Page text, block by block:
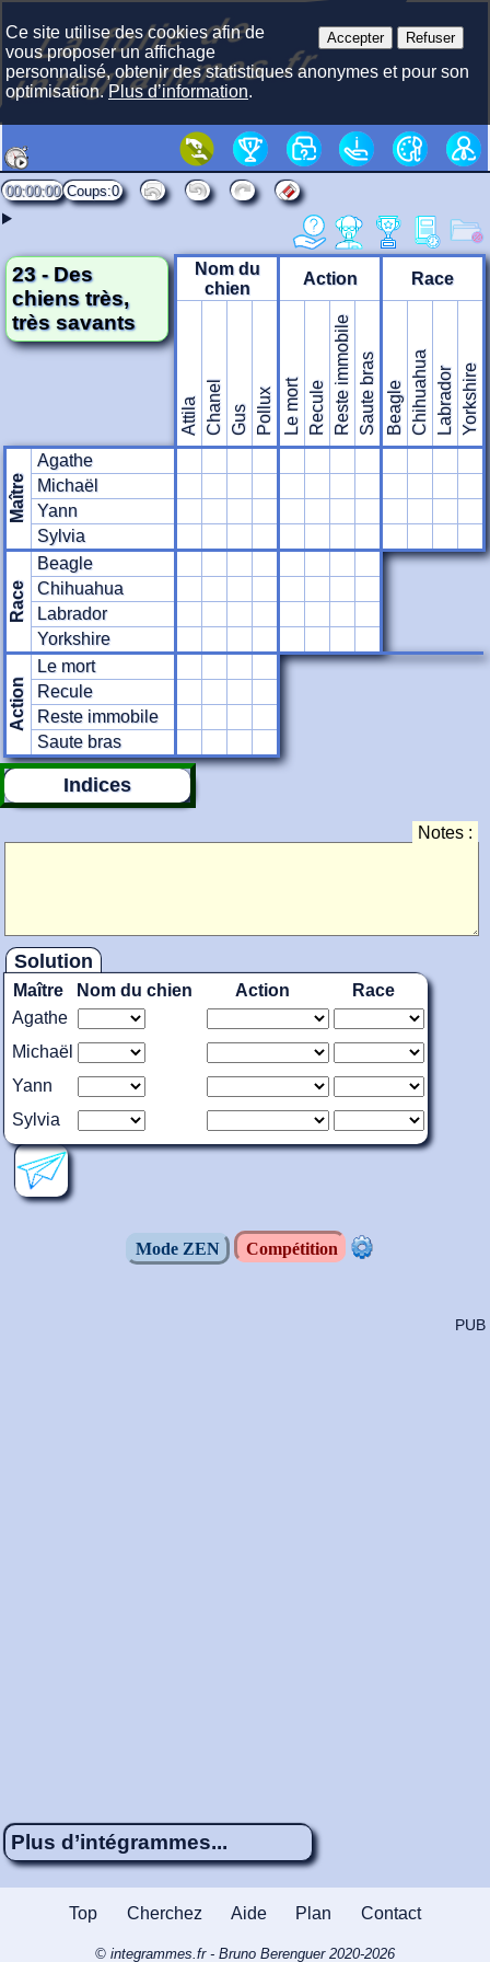
La f
olie
de
i
nte
gra
m
mes.fr
23 - Des
chiens très,
très savants
Nom du
chien
Action Race
Attila Chanel Gus Pollux Le mortReculeReste immobileSaute bras BeagleChihuahuaLabradorYorkshire
Maître
Agathe
Michaël
Yann
Sylvia
Race
Beagle
Chihuahua
Labrador
Yorkshire
Action
Le mort
Recule
Reste immobile
Saute bras
Indices
Notes :
Solution
Maître Nom du chien Action
Race
Agathe
Michaël
Yann
Sylvia
00:00:00 0
Mode ZEN Compétition
Plus d’intégrammes...
Énigme 414 4 x 5
poil ou à rebrousse-temps ?
Top Cherchez Aide Plan Contact
© integrammes.fr - Bruno Berenguer 2020-2026
Accepter Refuser
Ce site utilise des cookies afin de
vous proposer un affichage
personnalisé, obtenir des statistiques anonymes et pour son
optimisation.Plus d’information.